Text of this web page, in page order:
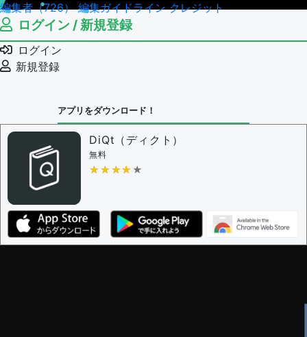
編集者（726）編集ガイドラインクレジット
ログイン / 新規登録
ログイン
新規登録
アプリをダウンロード！
DiQt（ディクト）
無料
★★★★★
★★★★★